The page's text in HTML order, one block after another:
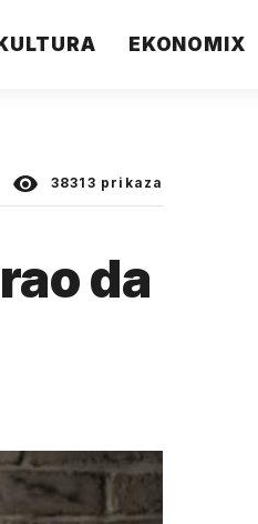
KULTURA EKONOMIX
38313 prikaza
da